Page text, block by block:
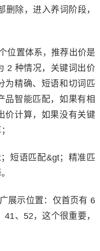
除，进入养词阶段，
位置体系，推荐出价是
2 种情况，关键词出价
为精确、短语和切词匹
品智能匹配，如果有相
价计算，如果没有关键
短语匹配&gt；精准匹
展示位置：仅首页有 6
、52，这个很重要，